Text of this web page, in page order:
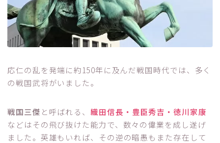
応仁の乱を発端に約150年に及んだ戦国時代では、多く
の戦国武将がいました。
戦国三傑 と呼ばれる、織田信長・豊臣秀吉・徳川家康
などはその飛び抜けた能力で、数々の偉業を成し遂げ
ました。英雄もいれば、その逆の暗愚もまた存在して